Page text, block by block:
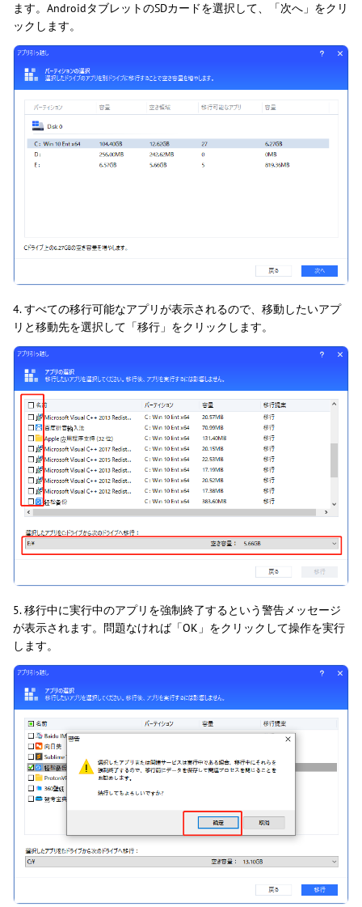
ます。AndroidタブレットのSDカードを選択して、「次へ」をクリ
ックします。
4. すべての移行可能なアプリが表示されるので、移動したいアプ
リと移動先を選択して「移行」をクリックします。
5. 移行中に実行中のアプリを強制終了するという警告メッセージ
が表示されます。問題なければ「OK」をクリックして操作を実行
します。